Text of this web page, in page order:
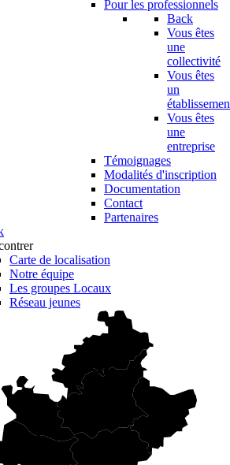
Pour les professionnels
Back
Vous êtes
une
collectivité
Vous êtes
un
Vous êtes
une
entreprise
Témoignages
Modalités d'inscription
Documentation
Contact
Partenaires
Carte de localisation
Notre équipe
Les groupes Locaux
Réseau jeunes